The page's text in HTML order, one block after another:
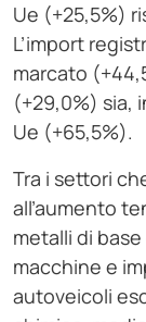
Ue (+25,5%)
L’import
marcato
(+29,0%) sia,
Ue (+65,5%).
Tra i settori
all’aumento
metalli di
macchine e
autoveicoli